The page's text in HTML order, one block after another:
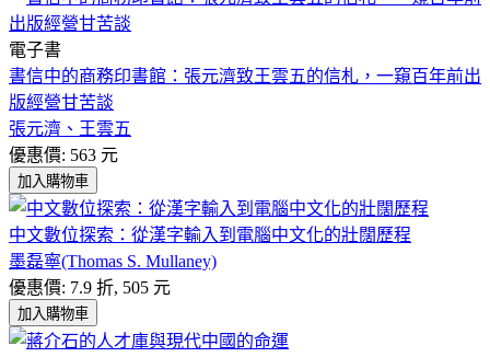
電子書
書信中的商務印書館：張元濟致王雲五的信札，一窺百年前出
版經營甘苦談
張元濟、王雲五
優惠價: 563 元
加入購物車
中文數位探索：從漢字輸入到電腦中文化的壯闊歷程
墨磊寧(Thomas S. Mullaney)
優惠價: 7.9 折, 505 元
加入購物車